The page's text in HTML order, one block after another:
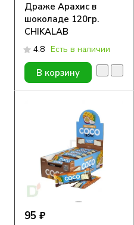
Драже Арахис в
шоколаде 120гр.
CHIKALAB
4.8 Есть в наличии
В корзину
95 ₽